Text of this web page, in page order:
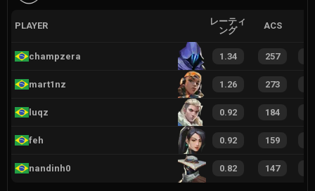
PLAYER
レーティ
ング
ACS
champzera 1.34 257
mart1nz 1.26 273
luqz 0.92 184
feh 0.92 159
nandinh0 0.82 147